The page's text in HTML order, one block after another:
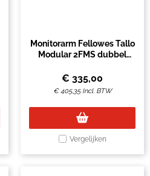
Monitorarm Fellowes Tallo
Modular 2FMS dubbel
€ 335,00
€405,35 Incl. BTW
Vergelijken